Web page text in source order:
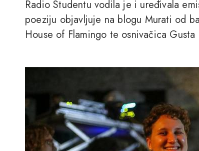
Radio Studentu vodila je i uređivala
poeziju objavljuje na blogu Murati od
House of Flamingo te osnivačica Gusta